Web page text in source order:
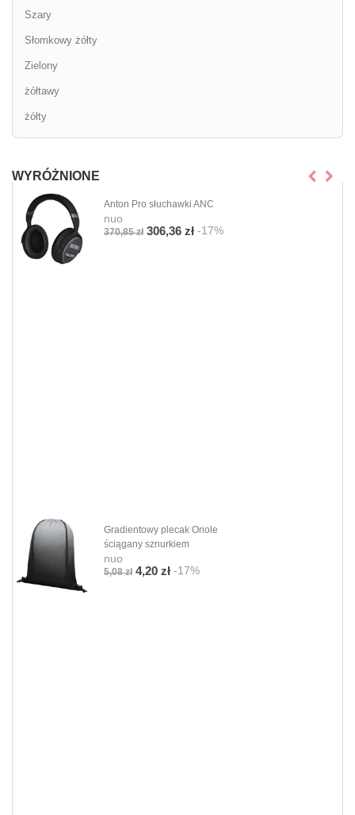
Szary
Słomkowy żółty
Zielony
żółtawy
żółty
WYRÓŻNIONE
Anton Pro słuchawki ANC
nuo
370,85 zł 306,36 zł -17%
Gradientowy plecak Oriole
ściągany sznurkiem
nuo
5,08 zł 4,20 zł -17%